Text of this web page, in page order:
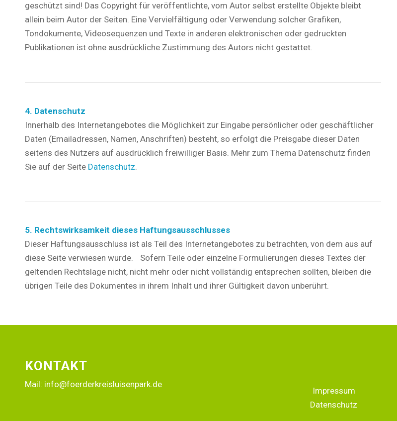
geschützt sind! Das Copyright für veröffentlichte, vom Autor selbst erstellte Objekte bleibt
allein beim Autor der Seiten. Eine Vervielfältigung oder Verwendung solcher Grafiken,
Tondokumente, Videosequenzen und Texte in anderen elektronischen oder gedruckten
Publikationen ist ohne ausdrückliche Zustimmung des Autors nicht gestattet.
4. Datenschutz
Innerhalb des Internetangebotes die Möglichkeit zur Eingabe persönlicher oder geschäftlicher
Daten (Emailadressen, Namen, Anschriften) besteht, so erfolgt die Preisgabe dieser Daten
seitens des Nutzers auf ausdrücklich freiwilliger Basis. Mehr zum Thema Datenschutz finden
Sie auf der Seite Datenschutz
5. Rechtswirksamkeit dieses Haftungsausschlusses
Dieser Haftungsausschluss ist als Teil des Internetangebotes zu betrachten, von dem aus auf
diese Seite verwiesen wurde. Sofern Teile oder einzelne Formulierungen dieses Textes der
geltenden Rechtslage nicht, nicht mehr oder nicht vollständig entsprechen sollten, bleiben die
übrigen Teile des Dokumentes in ihrem Inhalt und ihrer Gültigkeit davon unberührt.
KONTAKT
Mail: info@foerderkreisluisenpark.de
Impressum
Datenschutz